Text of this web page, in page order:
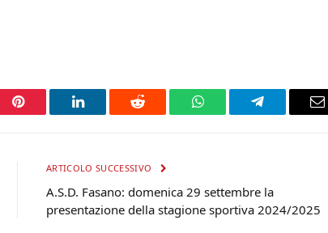
Pinterest LinkedIn Reddit WhatsAppTelegram
ARTICOLO SUCCESSIVO
A.S.D. Fasano: domenica 29 settembre la
presentazione della stagione sportiva 2024/2025